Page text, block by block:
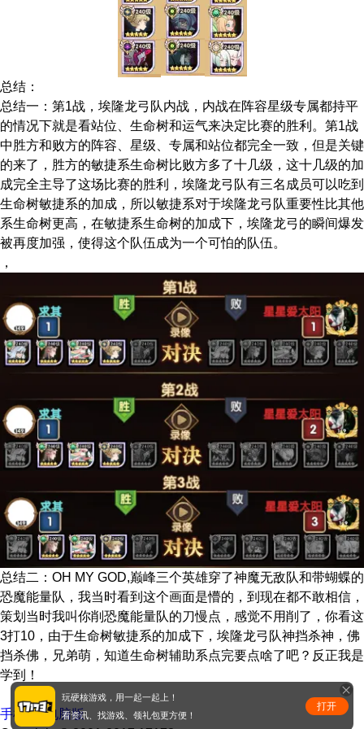
总结：
总结一：第1战，埃隆龙弓队内战，内战在阵容星级专属都持平
的情况下就是看站位、生命树和运气来决定比赛的胜利。第1战
中胜方和败方的阵容、星级、专属和站位都完全一致，但是关键
的来了，胜方的敏捷系生命树比败方多了十几级，这十几级的加
成完全主导了这场比赛的胜利，埃隆龙弓队有三名成员可以吃到
生命树敏捷系的加成，所以敏捷系对于埃隆龙弓队重要性比其他
系生命树更高，在敏捷系生命树的加成下，埃隆龙弓的瞬间爆发
被再度加强，使得这个队伍成为一个可怕的队伍。
，
总结二：OH MY GOD,巅峰三个英雄穿了神魔无敌队和带蝴蝶的
恐魔能量队，我当时看到这个画面是懵的，到现在都不敢相信，
策划当时我叫你削恐魔能量队的刀慢点，感觉不用削了，你看这
3打10，由于生命树敏捷系的加成下，埃隆龙弓队神挡杀神，佛
挡杀佛，兄弟萌，知道生命树辅助系点完要点啥了吧？反正我是
学到！
手机版|电脑版
玩硬核游戏，用一起一起上！
看资讯、找游戏、领礼包更方便！
打开